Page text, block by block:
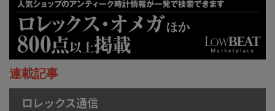
連載記事
ロレックス通信